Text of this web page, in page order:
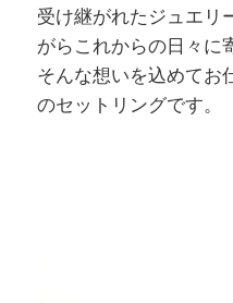
受け継がれたジュエリ
がらこれからの日々
そんな想いを込めてお
のセットリングです。